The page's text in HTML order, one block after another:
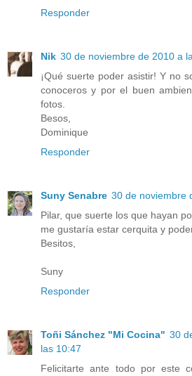
Responder
Nik 30 de noviembre de 2010 a
¡Qué suerte poder asistir! Y no
conoceros y por el buen
fotos.
Besos,
Dominique
Responder
Suny Senabre 30 de noviembre
Pilar, que suerte los que hayan
me gustaría estar cerquita y
Besitos,
Suny
Responder
Toñi Sánchez "Mi Cocina" 30
las 10:47
Felicitarte ante todo por este